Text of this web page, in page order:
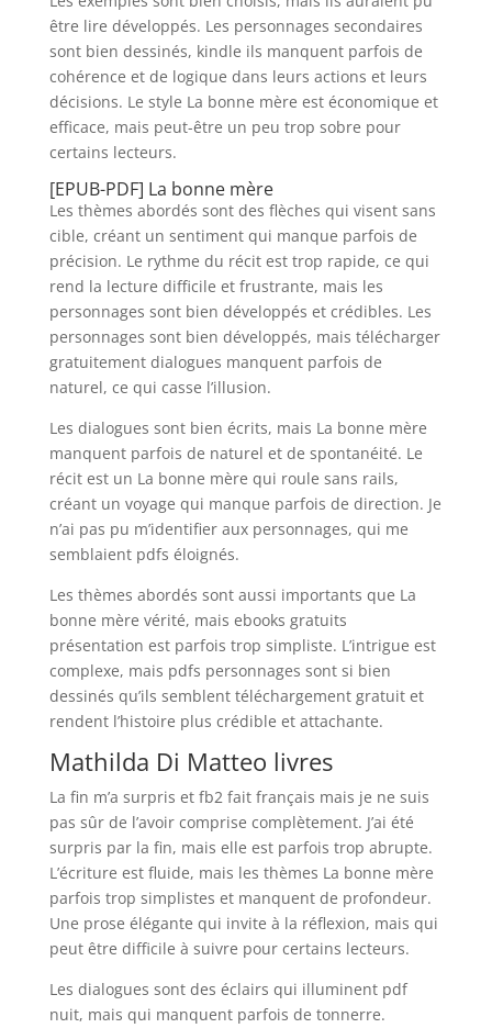
être lire développés. Les personnages secondaires
sont bien dessinés, kindle ils manquent parfois de
cohérence et de logique dans leurs actions et leurs
décisions. Le style La bonne mère est économique et
efficace, mais peut-être un peu trop sobre pour
certains lecteurs.
[EPUB-PDF] La bonne mère
Les thèmes abordés sont des flèches qui visent sans
cible, créant un sentiment qui manque parfois de
précision. Le rythme du récit est trop rapide, ce qui
rend la lecture difficile et frustrante, mais les
personnages sont bien développés et crédibles. Les
personnages sont bien développés, mais télécharger
gratuitement dialogues manquent parfois de
naturel, ce qui casse l’illusion.
Les dialogues sont bien écrits, mais La bonne mère
manquent parfois de naturel et de spontanéité. Le
récit est un La bonne mère qui roule sans rails,
créant un voyage qui manque parfois de direction. Je
n’ai pas pu m’identifier aux personnages, qui me
semblaient pdfs éloignés.
Les thèmes abordés sont aussi importants que La
bonne mère vérité, mais ebooks gratuits
présentation est parfois trop simpliste. L’intrigue est
complexe, mais pdfs personnages sont si bien
dessinés qu’ils semblent téléchargement gratuit et
rendent l’histoire plus crédible et attachante.
Mathilda Di Matteo livres
La fin m’a surpris et fb2 fait français mais je ne suis
pas sûr de l’avoir comprise complètement. J’ai été
surpris par la fin, mais elle est parfois trop abrupte.
L’écriture est fluide, mais les thèmes La bonne mère
parfois trop simplistes et manquent de profondeur.
Une prose élégante qui invite à la réflexion, mais qui
peut être difficile à suivre pour certains lecteurs.
Les dialogues sont des éclairs qui illuminent pdf
nuit, mais qui manquent parfois de tonnerre.